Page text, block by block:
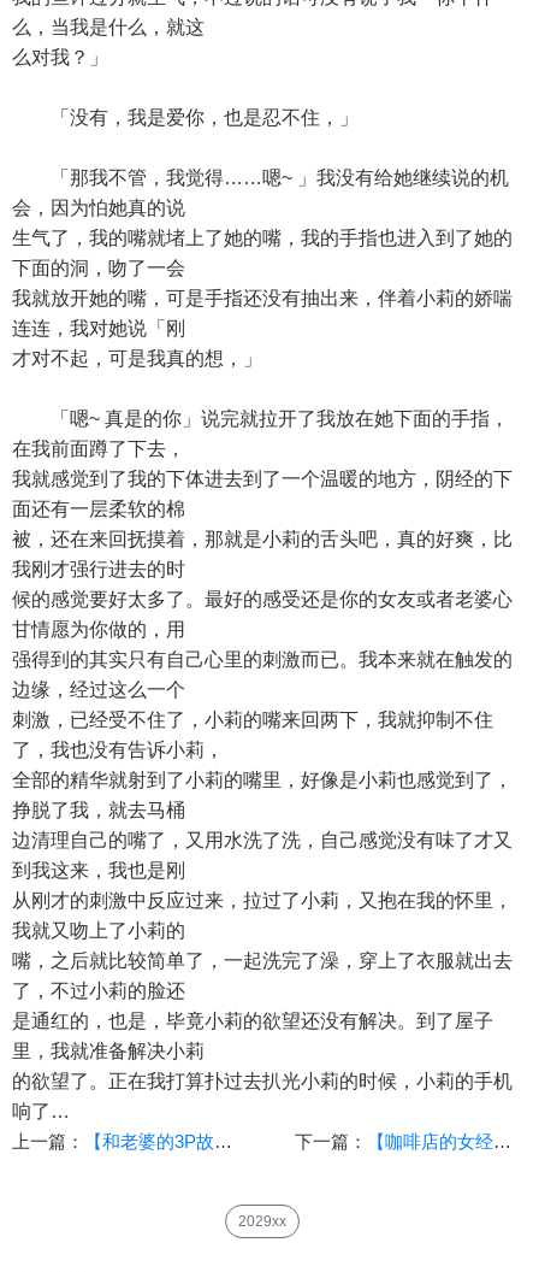
么，当我是什么，就这
么对我？」
「没有，我是爱你，也是忍不住，」
「那我不管，我觉得……嗯~ 」我没有给她继续说的机
会，因为怕她真的说
生气了，我的嘴就堵上了她的嘴，我的手指也进入到了她的
下面的洞，吻了一会
我就放开她的嘴，可是手指还没有抽出来，伴着小莉的娇喘
连连，我对她说「刚
才对不起，可是我真的想，」
「嗯~ 真是的你」说完就拉开了我放在她下面的手指，
在我前面蹲了下去，
我就感觉到了我的下体进去到了一个温暖的地方，阴经的下
面还有一层柔软的棉
被，还在来回抚摸着，那就是小莉的舌头吧，真的好爽，比
我刚才强行进去的时
候的感觉要好太多了。最好的感受还是你的女友或者老婆心
甘情愿为你做的，用
强得到的其实只有自己心里的刺激而已。我本来就在触发的
边缘，经过这么一个
刺激，已经受不住了，小莉的嘴来回两下，我就抑制不住
了，我也没有告诉小莉，
全部的精华就射到了小莉的嘴里，好像是小莉也感觉到了，
挣脱了我，就去马桶
边清理自己的嘴了，又用水洗了洗，自己感觉没有味了才又
到我这来，我也是刚
从刚才的刺激中反应过来，拉过了小莉，又抱在我的怀里，
我就又吻上了小莉的
嘴，之后就比较简单了，一起洗完了澡，穿上了衣服就出去
了，不过小莉的脸还
是通红的，也是，毕竟小莉的欲望还没有解决。到了屋子
里，我就准备解决小莉
的欲望了。正在我打算扑过去扒光小莉的时候，小莉的手机
响了…
上一篇：
【和老婆的3P故事】（01 下一篇： 【咖啡店的女经理】【作者：boy1989sex】
2029xx